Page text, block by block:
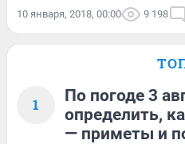
10 января, 2018, 00:00 9 198
1
По погоде 3
определить,
— приметы и